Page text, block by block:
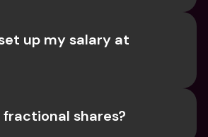
up my salary at
shares?